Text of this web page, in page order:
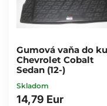
Gumová vaňa do
Chevrolet Cobalt
Sedan (12-)
Skladom
14,79 Eur